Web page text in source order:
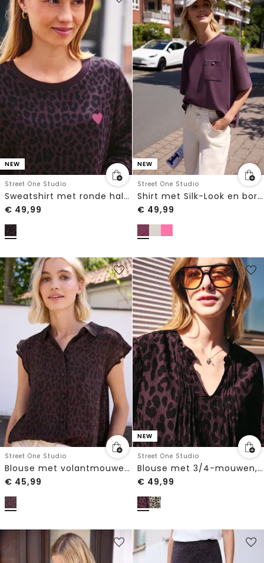
NEW
Street One Studio
Sweatshirt met ronde hals in een Loose Fit-pasvorm
€ 49,99
NEW
Street One Studio
Shirt met Silk-Look en borstzakje
€ 49,99
Street One Studio
Blouse met volantmouwen en luipaardprint
€ 45,99
NEW
Street One Studio
Blouse met 3/4-mouwen, split in de hals en print
€ 49,99